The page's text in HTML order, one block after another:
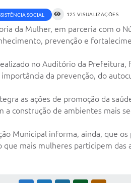
SOCIAL 125 VISUALIZAÇÕES
da Mulher, em parceria com o
prevenção e
no Auditório da
da prevenção, do
as ações de promoção da
a construção de ambientes mais
Municipal informa, ainda, que
que mais mulheres participem